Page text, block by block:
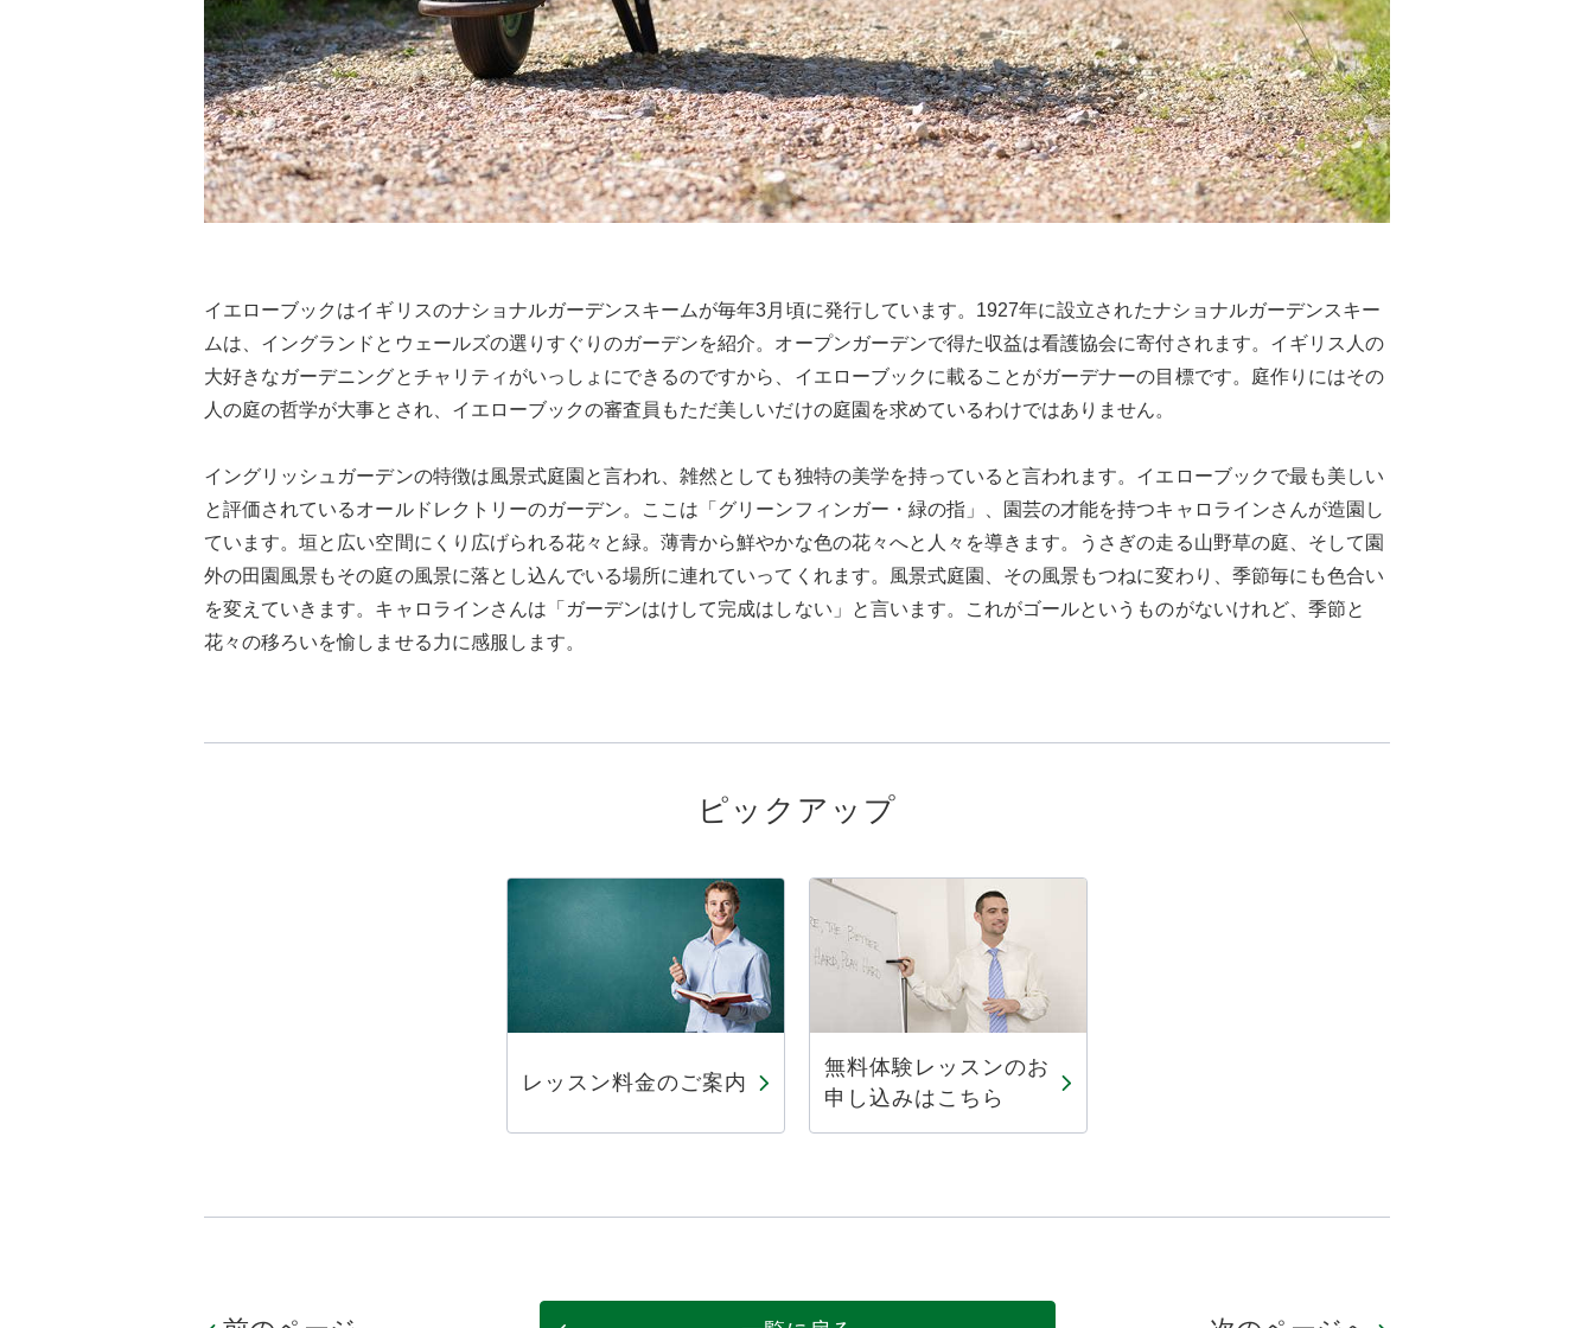
イエローブックはイギリスのナショナルガーデンスキームが毎年3月頃に発行しています。1927年に設立されたナショナルガーデンスキー
ムは、イングランドとウェールズの選りすぐりのガーデンを紹介。オープンガーデンで得た収益は看護協会に寄付されます。イギリス人の
大好きなガーデニングとチャリティがいっしょにできるのですから、イエローブックに載ることがガーデナーの目標です。庭作りにはその
人の庭の哲学が大事とされ、イエローブックの審査員もただ美しいだけの庭園を求めているわけではありません。
イングリッシュガーデンの特徴は風景式庭園と言われ、雑然としても独特の美学を持っていると言われます。イエローブックで最も美しい
と評価されているオールドレクトリーのガーデン。ここは「グリーンフィンガー・緑の指」、園芸の才能を持つキャロラインさんが造園し
ています。垣と広い空間にくり広げられる花々と緑。薄青から鮮やかな色の花々へと人々を導きます。うさぎの走る山野草の庭、そして園
外の田園風景もその庭の風景に落とし込んでいる場所に連れていってくれます。風景式庭園、その風景もつねに変わり、季節毎にも色合い
を変えていきます。キャロラインさんは「ガーデンはけして完成はしない」と言います。これがゴールというものがないけれど、季節と
花々の移ろいを愉しませる力に感服します。
ピックアップ
レッスン料金のご案内
無料体験レッスンのお
申し込みはこちら